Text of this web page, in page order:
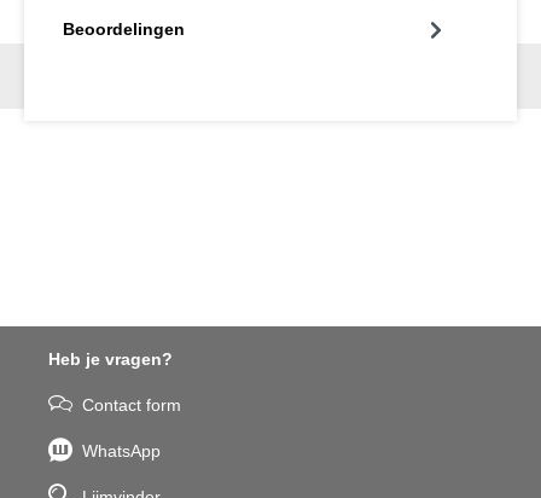
Beoordelingen
Heb je vragen?
Contact form
WhatsApp